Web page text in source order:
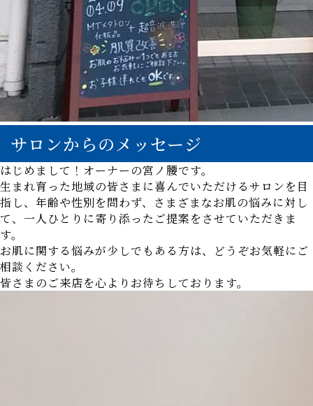
サロンからのメッセージ
はじめまして！オーナーの宮ノ腰です。
生まれ育った地域の皆さまに喜んでいただけるサロンを目
指し、年齢や性別を問わず、さまざまなお肌の悩みに対し
て、一人ひとりに寄り添ったご提案をさせていただきま
す。
お肌に関する悩みが少しでもある方は、どうぞお気軽にご
相談ください。
皆さまのご来店を心よりお待ちしております。